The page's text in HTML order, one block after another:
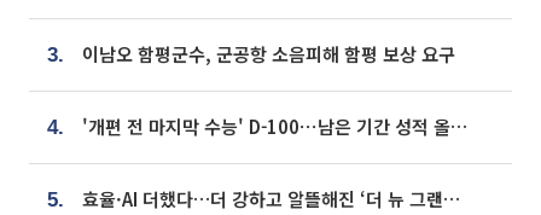
3. 이남오 함평군수, 군공항 소음피해 함평 보상 요구
4. '개편 전 마지막 수능' D-100⋯남은 기간 성적 올릴 전략은
5. 효율·AI 더했다…더 강하고 알뜰해진 ‘더 뉴 그랜저 하이브리드’ [ET의 모빌리티]